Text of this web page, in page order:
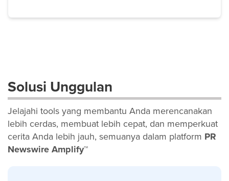
Solusi Unggulan
Jelajahi tools yang membantu Anda merencanakan
lebih cerdas, membuat lebih cepat, dan memperkuat
cerita Anda lebih jauh, semuanya dalam platform PR
Newswire Amplify™